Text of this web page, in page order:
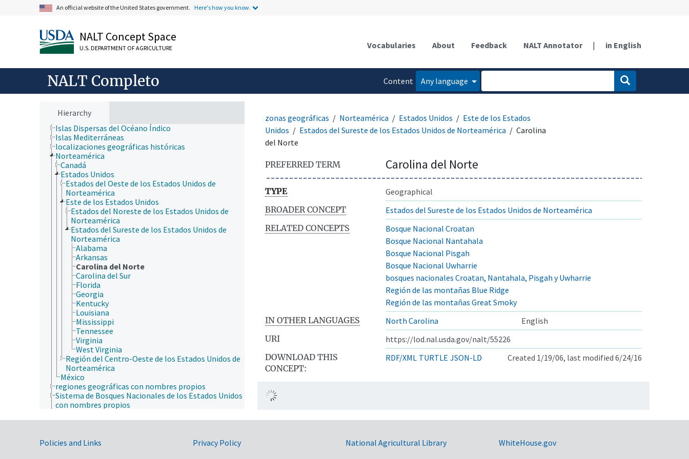
An official website of the United States government. Here's how you know.
NALT Concept Space
U.S. DEPARTMENT OF AGRICULTURE Vocabularies About Feedback NALT Annotator | in English
NALT Completo
Content
Any language
Hierarchy
silvicultura, gestión de zonas silvestres
América Central
Antártida
Asia
cuerpos de agua con nombres propios
desiertos con nombres propios
islas del Océano Atlántico
Islas del Océano Pacífico
Islas Dispersas del Océano Índico
Islas Mediterráneas
localizaciones geográficas históricas
Norteamérica
Canadá
Estados Unidos
Estados del Oeste de los Estados Unidos de
Norteamérica
Este de los Estados Unidos
Estados del Noreste de los Estados Unidos de
Norteamérica
Estados del Sureste de los Estados Unidos de
Norteamérica
Alabama
Arkansas
Carolina del Norte
Carolina del Sur
Florida
Georgia
Kentucky
Louisiana
Mississippi
Tennessee
Virginia
West Virginia
Región del Centro-Oeste de los Estados Unidos de
Norteamérica
México
regiones geográficas con nombres propios
Sistema de Bosques Nacionales de los Estados Unidos
con nombres propios
zonas geográficas Norteamérica Estados Unidos
Este de los Estados
Unidos
Estados del Sureste de los Estados Unidos de Norteamérica
Carolina
del Norte
PREFERRED TERM Carolina del Norte
TYPE
Geographical
BROADER CONCEPT
Estados del Sureste de los Estados Unidos de Norteamérica
RELATED CONCEPTS
Bosque Nacional Croatan
Bosque Nacional Nantahala
Bosque Nacional Pisgah
Bosque Nacional Uwharrie
bosques nacionales Croatan, Nantahala, Pisgah y Uwharrie
Región de las montañas Blue Ridge
Región de las montañas Great Smoky
IN OTHER LANGUAGES
North Carolina
English
URI
https://lod.nal.usda.gov/nalt/55226
DOWNLOAD THIS
CONCEPT:
RDF/XML TURTLE JSON-LD Created 1/19/06, last modified 6/24/16
Government Links
Policies and Links
Privacy Policy
National Agricultural Library
WhiteHouse.gov